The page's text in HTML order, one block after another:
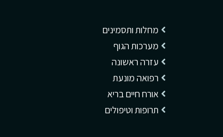
מחלות ותסמינים
מערכות הגוף
עזרה ראשונה
רפואה מונעת
אורח חיים בריא
תרופות וטיפולים